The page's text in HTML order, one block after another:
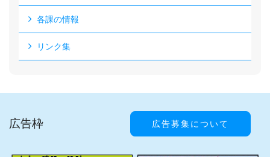
各課の情報
リンク集
広告枠 広告募集について